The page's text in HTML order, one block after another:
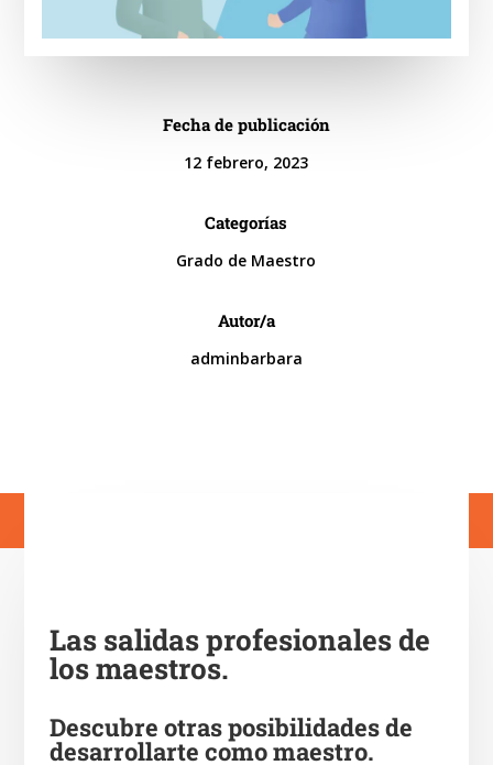
Fecha de publicación
12 febrero, 2023
Categorías
Grado de Maestro
Autor/a
adminbarbara
Las salidas profesionales de
los maestros.
Descubre otras posibilidades de
desarrollarte como maestro.